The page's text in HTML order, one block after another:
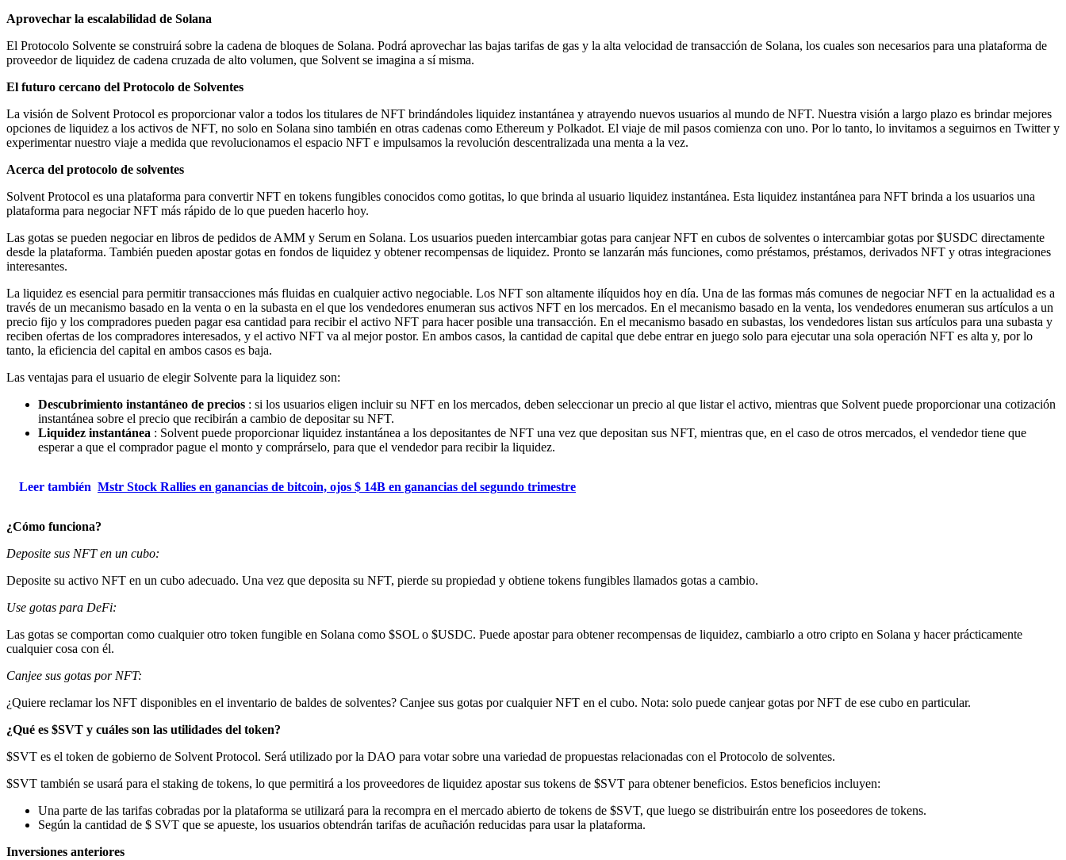
Aprovechar la escalabilidad de Solana
El Protocolo Solvente se construirá sobre la cadena de bloques de Solana. Podrá aprovechar las bajas tarifas de gas y la alta velocidad de transacción de Solana, los cuales son necesarios para una plataforma de
proveedor de liquidez de cadena cruzada de alto volumen, que Solvent se imagina a sí misma.
El futuro cercano del Protocolo de Solventes
La visión de Solvent Protocol es proporcionar valor a todos los titulares de NFT brindándoles liquidez instantánea y atrayendo nuevos usuarios al mundo de NFT. Nuestra visión a largo plazo es brindar mejores
opciones de liquidez a los activos de NFT, no solo en Solana sino también en otras cadenas como Ethereum y Polkadot. El viaje de mil pasos comienza con uno. Por lo tanto, lo invitamos a seguirnos en Twitter y
experimentar nuestro viaje a medida que revolucionamos el espacio NFT e impulsamos la revolución descentralizada una menta a la vez.
Acerca del protocolo de solventes
Solvent Protocol es una plataforma para convertir NFT en tokens fungibles conocidos como gotitas, lo que brinda al usuario liquidez instantánea. Esta liquidez instantánea para NFT brinda a los usuarios una
plataforma para negociar NFT más rápido de lo que pueden hacerlo hoy.
Las gotas se pueden negociar en libros de pedidos de AMM y Serum en Solana. Los usuarios pueden intercambiar gotas para canjear NFT en cubos de solventes o intercambiar gotas por $USDC directamente
desde la plataforma. También pueden apostar gotas en fondos de liquidez y obtener recompensas de liquidez. Pronto se lanzarán más funciones, como préstamos, préstamos, derivados NFT y otras integraciones
interesantes.
La liquidez es esencial para permitir transacciones más fluidas en cualquier activo negociable. Los NFT son altamente ilíquidos hoy en día. Una de las formas más comunes de negociar NFT en la actualidad es a
través de un mecanismo basado en la venta o en la subasta en el que los vendedores enumeran sus activos NFT en los mercados. En el mecanismo basado en la venta, los vendedores enumeran sus artículos a un
precio fijo y los compradores pueden pagar esa cantidad para recibir el activo NFT para hacer posible una transacción. En el mecanismo basado en subastas, los vendedores listan sus artículos para una subasta y
reciben ofertas de los compradores interesados, y el activo NFT va al mejor postor. En ambos casos, la cantidad de capital que debe entrar en juego solo para ejecutar una sola operación NFT es alta y, por lo
tanto, la eficiencia del capital en ambos casos es baja.
Las ventajas para el usuario de elegir Solvente para la liquidez son:
Descubrimiento instantáneo de precios : si los usuarios eligen incluir su NFT en los mercados, deben seleccionar un precio al que listar el activo, mientras que Solvent puede proporcionar una cotización
instantánea sobre el precio que recibirán a cambio de depositar su NFT.
Liquidez instantánea : Solvent puede proporcionar liquidez instantánea a los depositantes de NFT una vez que depositan sus NFT, mientras que, en el caso de otros mercados, el vendedor tiene que
esperar a que el comprador pague el monto y comprárselo, para que el vendedor para recibir la liquidez.
Leer también Mstr Stock Rallies en ganancias de bitcoin, ojos $ 14B en ganancias del segundo trimestre
¿Cómo funciona?
Deposite sus NFT en un cubo:
Deposite su activo NFT en un cubo adecuado. Una vez que deposita su NFT, pierde su propiedad y obtiene tokens fungibles llamados gotas a cambio.
Use gotas para DeFi:
Las gotas se comportan como cualquier otro token fungible en Solana como $SOL o $USDC. Puede apostar para obtener recompensas de liquidez, cambiarlo a otro cripto en Solana y hacer prácticamente
cualquier cosa con él.
Canjee sus gotas por NFT:
¿Quiere reclamar los NFT disponibles en el inventario de baldes de solventes? Canjee sus gotas por cualquier NFT en el cubo. Nota: solo puede canjear gotas por NFT de ese cubo en particular.
¿Qué es $SVT y cuáles son las utilidades del token?
$SVT es el token de gobierno de Solvent Protocol. Será utilizado por la DAO para votar sobre una variedad de propuestas relacionadas con el Protocolo de solventes.
$SVT también se usará para el staking de tokens, lo que permitirá a los proveedores de liquidez apostar sus tokens de $SVT para obtener beneficios. Estos beneficios incluyen:
Una parte de las tarifas cobradas por la plataforma se utilizará para la recompra en el mercado abierto de tokens de $SVT, que luego se distribuirán entre los poseedores de tokens.
Según la cantidad de $ SVT que se apueste, los usuarios obtendrán tarifas de acuñación reducidas para usar la plataforma.
Inversiones anteriores